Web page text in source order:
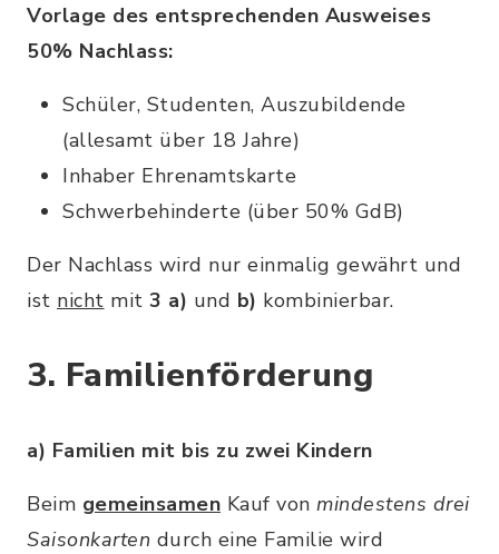
Vorlage des entsprechenden Ausweises
50% Nachlass:
Schüler, Studenten, Auszubildende
(allesamt über 18 Jahre)
Inhaber Ehrenamtskarte
Schwerbehinderte (über 50% GdB)
Der Nachlass wird nur einmalig gewährt und
ist nicht mit 3 a) und b) kombinierbar.
3. Familienförderung
a) Familien mit bis zu zwei Kindern
Beim gemeinsamen Kauf von mindestens drei
Saisonkarten durch eine Familie wird